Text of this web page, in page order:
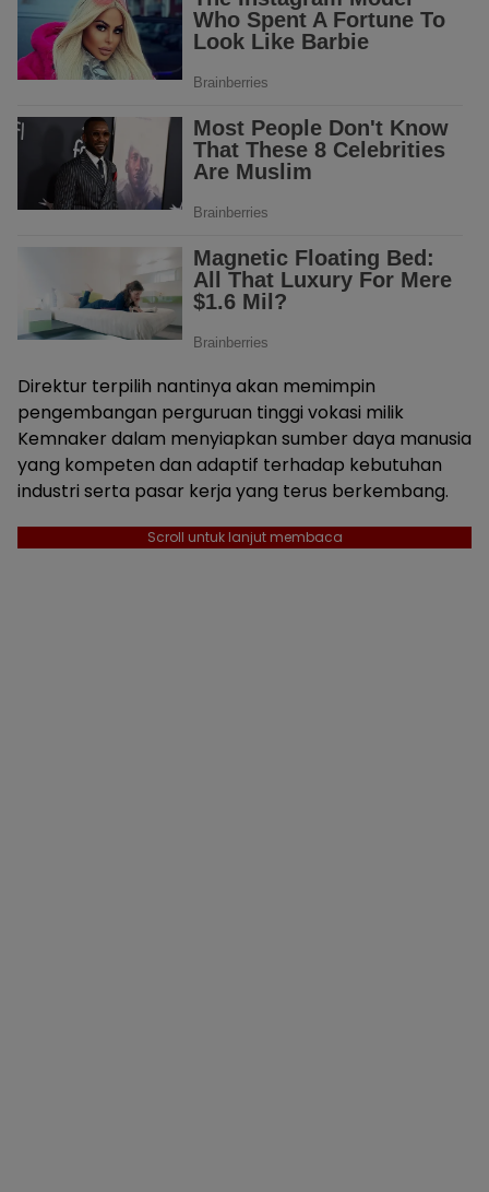
Direktur terpilih nantinya akan memimpin
pengembangan perguruan tinggi vokasi milik
Kemnaker dalam menyiapkan sumber daya manusia
yang kompeten dan adaptif terhadap kebutuhan
industri serta pasar kerja yang terus berkembang.
Scroll untuk lanjut membaca